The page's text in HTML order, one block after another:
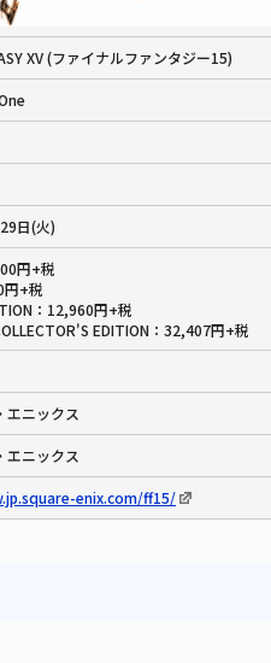
XV (ファイナルファンタジー15)
日(火)
円+税
円+税
：12,960円+税
EDITION：32,407円+税
エニックス
エニックス
enix.com/ff15/